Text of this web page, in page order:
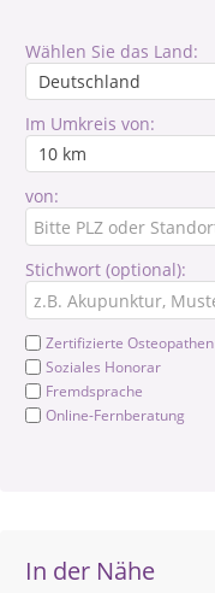
Wählen Sie das Land:
Im Umkreis von:
von:
Stichwort (optional):
Zertifizierte Osteopathen
Soziales Honorar
Fremdsprache
Online-Fernberatung
In der Nähe